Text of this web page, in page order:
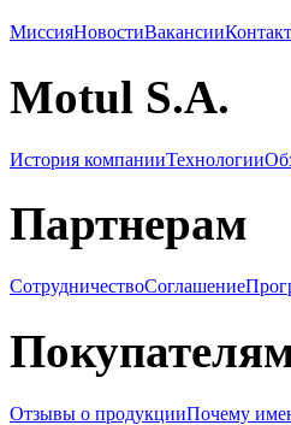
МиссияНовостиВакансии
Motul S.A.
История компанииТехнологии
Партнерам
СотрудничествоСоглашение
Отзывы о продукцииПочему